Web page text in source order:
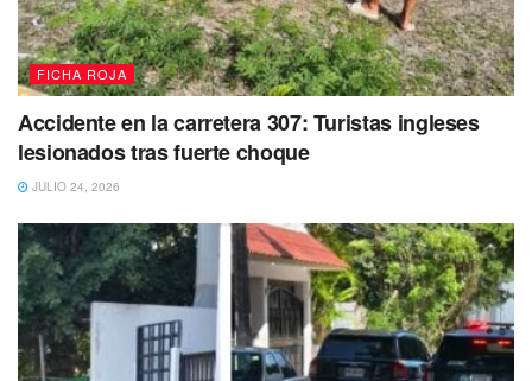
FICHA ROJA
Accidente en la carretera 307: Turistas ingleses
lesionados tras fuerte choque
JULIO 24, 2026